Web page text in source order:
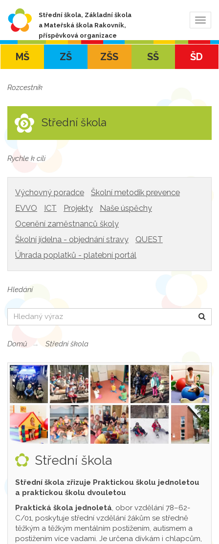
Střední škola, Základní škola
a Mateřská škola Rakovník,
příspěvková organizace
MŠ ZŠ ZŠS SŠ ŠD
Rozcestník
Střední škola
Rychle k cíli
Výchovný poradce
Školní metodik prevence
EVVO
ICT Projekty
Naše úspěchy
Ocenění zaměstnanců školy
Školní jídelna - objednání stravy
QUEST
Úhrada poplatků - platební portál
Hledání
Hledat
Domů Střední škola
Střední škola
Střední škola zřizuje Praktickou školu jednoletou
a praktickou školu dvouletou
Praktická škola jednoletá, obor vzdělání 78–62-
C/01, poskytuje střední vzdělání žákům se středně
těžkým a těžkým mentálním postižením, autismem a
postižením více vadami. Je určena dívkám i chlapcům,